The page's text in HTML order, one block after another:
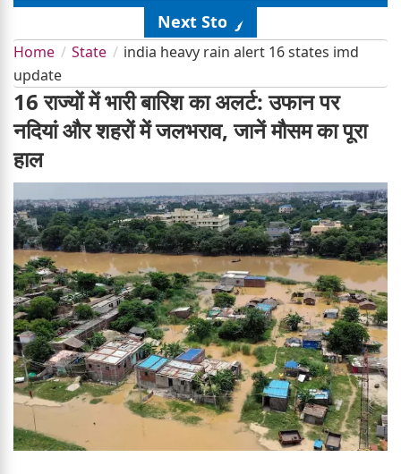
Next Story
Home State
india heavy rain alert 16 states imd
update
16 राज्यों में भारी बारिश का अलर्ट: उफान पर
नदियां और शहरों में जलभराव, जानें मौसम का पूरा
हाल